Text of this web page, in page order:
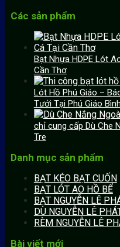
Các sản phẩm
Bạt Nhựa HDPE Lót
Cần Thơ
Lót Hồ Phú Giáo –
Tưới Tại Phú Giáo
chỉ cung cấp Dù Che
Tre
Danh mục sản phẩm
BẠT KÉO BẠT CUỐN
BẠT LÓT AO HỒ BỂ
BẠT NGUYỄN LÊ
DÙ NGUYỄN LÊ
RÈM NGUYỄN LÊ
Bài viết mới